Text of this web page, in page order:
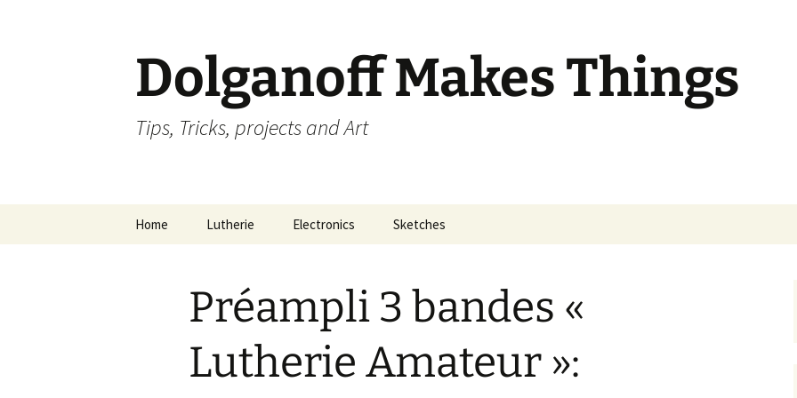
Dolganoff Makes Things
Tips, Tricks, projects and Art
Home Lutherie Electronics Sketches
Préampli 3 bandes «
Lutherie Amateur »: